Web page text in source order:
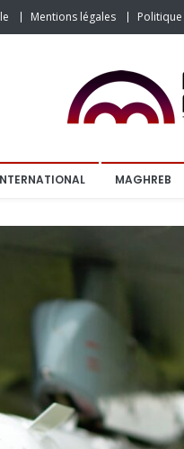
Mentions légales
MAGHREB